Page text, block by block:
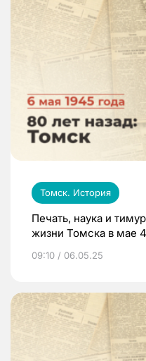
Томск. История
Печать, наука и
жизни Томска в мае
09:10 / 06.05.25